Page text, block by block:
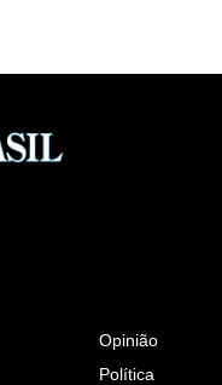
Opinião
Política